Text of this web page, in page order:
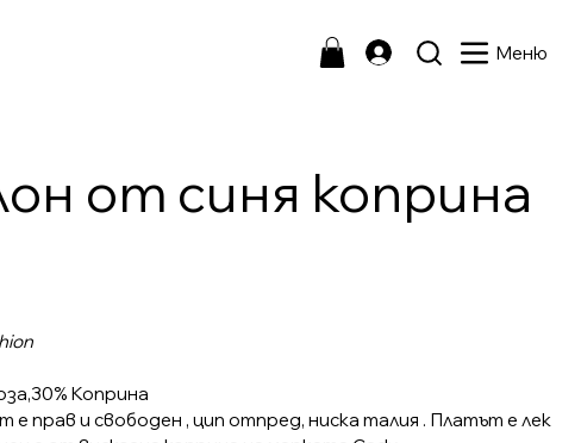
Меню
от синя коприна
Коприна
е прав и свободен , цип отпред, ниска талия . Платът е лек